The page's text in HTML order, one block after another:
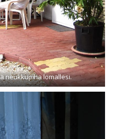
neukkupiha lomallesi.